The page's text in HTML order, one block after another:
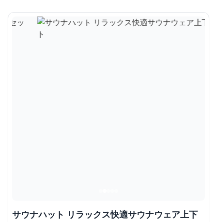
サウナハット リラックス快適サウナウェア上下